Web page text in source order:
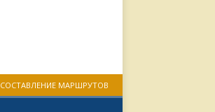
СОСТАВЛЕНИЕ МАРШРУТОВ